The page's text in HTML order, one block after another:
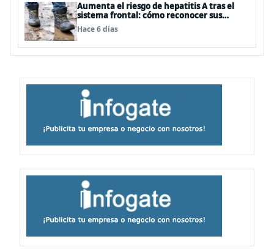
Aumenta el riesgo de hepatitis A tras el
sistema frontal: cómo reconocer sus
síntomas y evitar el contagio
Hace 6 días